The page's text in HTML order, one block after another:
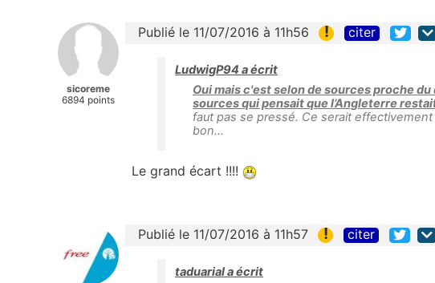
sicoreme
6894 points
Publié le 11/07/2016 à 11h56 ! citer
LudwigP94 a écrit
Oui mais c'est selon de sources proche
sources qui pensait que l’Angleterre
faut pas se pressé. Ce serait
bon...
Le grand écart !!!!
Publié le 11/07/2016 à 11h57 ! citer
taduarial a écrit